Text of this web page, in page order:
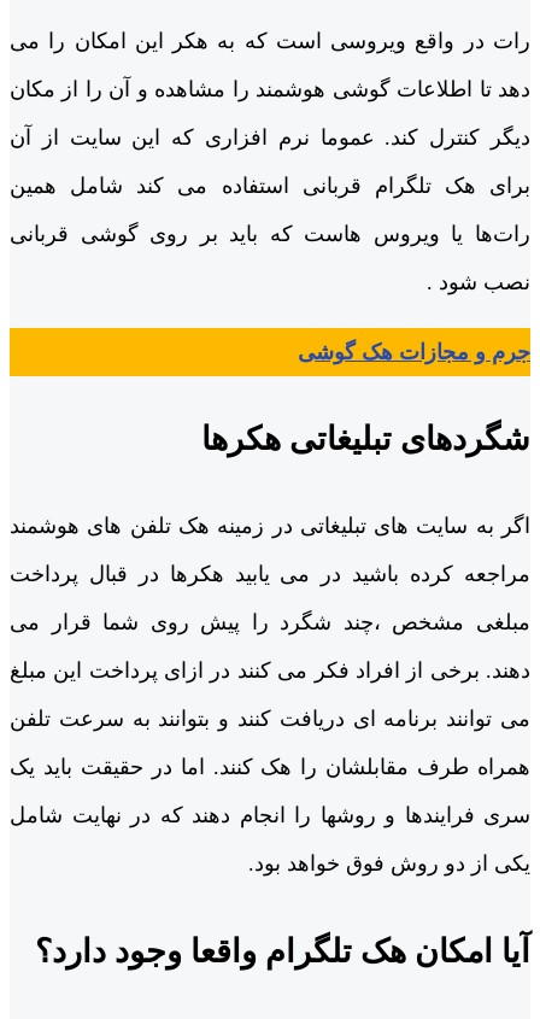
رات در واقع ویروسی است که به هکر این امکان را می
دهد تا اطلاعات گوشی هوشمند را مشاهده و آن را از مکان
دیگر کنترل کند. عموما نرم افزاری که این سایت از آن
برای هک تلگرام قربانی استفاده می کند شامل همین
رات‌ها یا ویروس هاست که باید بر روی گوشی قربانی
نصب شود .
جرم و مجازات هک گوشی
شگردهای تبلیغاتی هکرها
اگر به سایت های تبلیغاتی در زمینه هک تلفن های هوشمند
مراجعه کرده باشید در می یابید هکرها در قبال پرداخت
مبلغی مشخص ،چند شگرد را پیش روی شما قرار می
دهند. برخی از افراد فکر می کنند در ازای پرداخت این مبلغ
می توانند برنامه ای دریافت کنند و بتوانند به سرعت تلفن
همراه طرف مقابلشان را هک کنند. اما در حقیقت باید یک
سری فرایندها و روشها را انجام دهند که در نهایت شامل
یکی از دو روش فوق خواهد بود.
آیا امکان هک تلگرام واقعا وجود دارد؟